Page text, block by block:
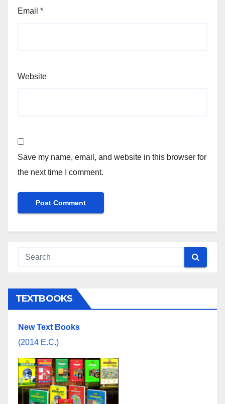
Email *
Website
Save my name, email, and website in this browser for
the next time I comment.
TEXTBOOKS
New Text Books
(2014 E.C.)